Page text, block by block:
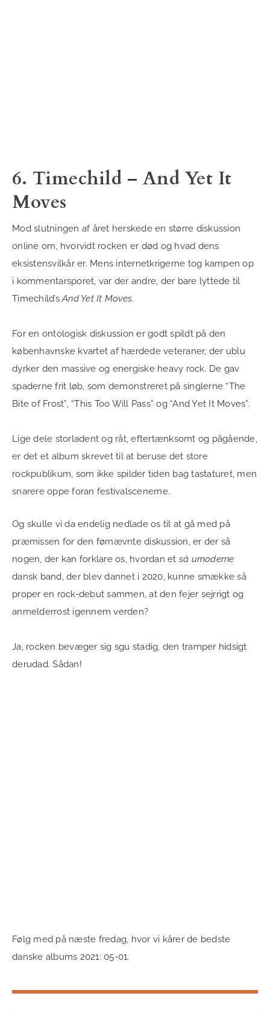
6. Timechild – And Yet It
Moves
Mod slutningen af året herskede en større diskussion
online om, hvorvidt rocken er død og hvad dens
eksistensvilkår er. Mens internetkrigerne tog kampen op
i kommentarsporet, var der andre, der bare lyttede til
Timechild’sAnd Yet It Moves.
For en ontologisk diskussion er godt spildt på den
københavnske kvartet af hærdede veteraner, der ublu
dyrker den massive og energiske heavy rock. De gav
spaderne frit løb, som demonstreret på singlerne “The
Bite of Frost”, “This Too Will Pass” og “And Yet It Moves”.
Lige dele storladent og råt, eftertænksomt og pågående,
er det et album skrevet til at beruse det store
rockpublikum, som ikke spilder tiden bag tastaturet, men
snarere oppe foran festivalscenerne.
Og skulle vi da endelig nedlade os til at gå med på
præmissen for den førnævnte diskussion, er der så
nogen, der kan forklare os, hvordan et så umoderne
dansk band, der blev dannet i 2020, kunne smække så
proper en rock-debut sammen, at den fejer sejrrigt og
anmelderrost igennem verden?
Ja, rocken bevæger sig sgu stadig, den tramper hidsigt
derudad. Sådan!
Følg med på næste fredag, hvor vi kårer de bedste
danske albums 2021: 05-01.